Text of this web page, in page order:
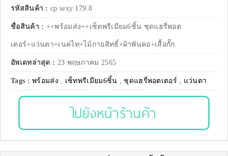
รหัสสินค้า : cp sexy 179.8
ชื่อสินค้า : ++พร้อมส่ง++เซ็ทพรีเมียม6ชิ้น ชุดแฮรี่พอต
เตอร์+แว่นตา+เนคไท+ไม้กายสิทธิ์+ผ้าพันคอ+เสื้อกั๊ก
อัพเดทล่าสุด : 23 พฤษภาคม 2565
Tags :พร้อมส่ง , เซ็ทพรีเมียม6ชิ้น , ชุดแฮรี่พอตเตอร์ , แว่นตา
ไปยังหน้าร้านค้า